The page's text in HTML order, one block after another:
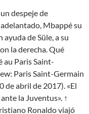
despeje de
Mbappé su
ayuda de Süle, a su
la derecha. Qué
au Paris Saint-
Paris Saint-Germain
de abril de 2017). «El
la Juventus». ↑
Ronaldo viajó